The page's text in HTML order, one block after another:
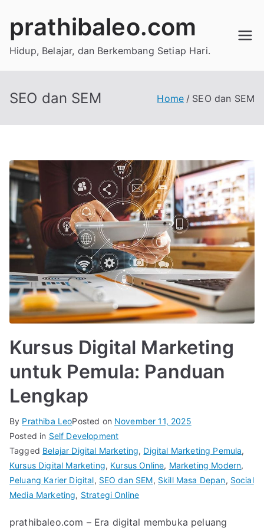
content
prathibaleo.com
Hidup, Belajar, dan Berkembang Setiap Hari.
SEO dan SEM Home SEO dan SEM
Kursus Digital Marketing
untuk Pemula: Panduan
Lengkap
By Prathiba LeoPosted on November 11, 2025
Posted in Self Development
Tagged Belajar Digital Marketing, Digital Marketing Pemula,
Kursus Digital Marketing, Kursus Online, Marketing Modern,
Peluang Karier Digital, SEO dan SEM, Skill Masa Depan, Social
Media Marketing, Strategi Online
prathibaleo.com – Era digital membuka peluang